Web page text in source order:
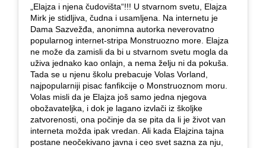
„Elajza i njena čudovišta“!!! U stvarnom svetu, Elajza
Mirk je stidljiva, čudna i usamljena. Na internetu je
Dama Sazvežđa, anonimna autorka neverovatno
popularnog internet-stripa Monstruozno more. Elajza
ne može da zamisli da bi u stvarnom svetu mogla da
uživa jednako kao onlajn, a nema želju ni da pokuša.
Tada se u njenu školu prebacuje Volas Vorland,
najpopularniji pisac fanfikcije o Monstruoznom moru.
Volas misli da je Elajza još samo jedna njegova
obožavateljka, i dok je lagano izvlači iz školjke
zatvorenosti, ona počinje da se pita da li je život van
interneta možda ipak vredan. Ali kada Elajzina tajna
postane neočekivano javna i ceo svet sazna za nju,